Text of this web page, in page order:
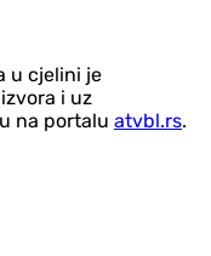
u cjelini je
i uz
na portalu atvbl.rs.